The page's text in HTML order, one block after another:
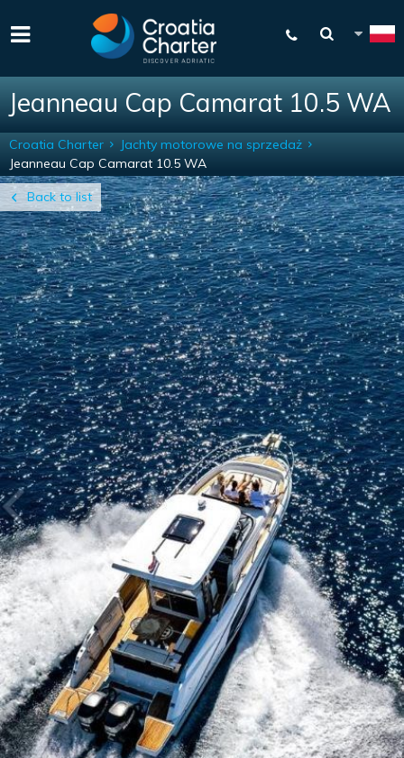
Jeanneau Cap Camarat 10.5 WA
Back to list
Croatia Charter
Jachty motorowe na sprzedaż
Jeanneau Cap Camarat 10.5 WA